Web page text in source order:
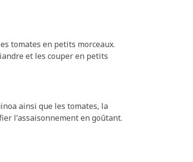
tomates en petits morceaux.
et les couper en petits
ainsi que les tomates, la
l'assaisonnement en goûtant.